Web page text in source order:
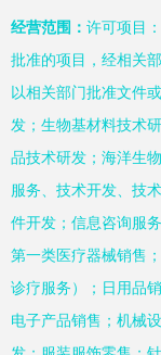
经营范围： 许可项目
批准的项目，经相关
以相关部门批准文件
发；生物基材料技术
品技术研发；海洋生
服务、技术开发、技
件开发；信息咨询服
第一类医疗器械销售
诊疗服务）；日用品
电子产品销售；机械